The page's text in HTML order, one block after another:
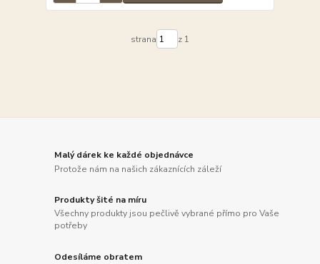
strana z 1
Malý dárek ke každé objednávce
Protože nám na našich zákaznících záleží
Produkty šité na míru
Všechny produkty jsou pečlivě vybrané přímo pro Vaše
potřeby
Odesíláme obratem